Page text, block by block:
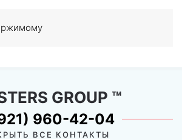
GROUP ™
960-42-04
ВСЕ КОНТАКТЫ